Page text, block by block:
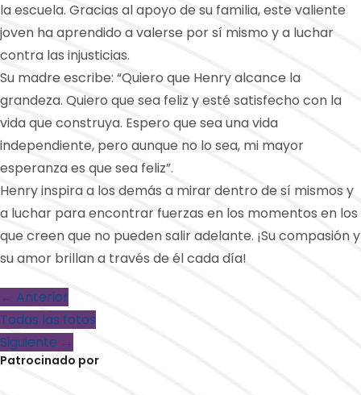
la escuela. Gracias al apoyo de su familia, este valiente
joven ha aprendido a valerse por sí mismo y a luchar
contra las injusticias.
Su madre escribe: “Quiero que Henry alcance la
grandeza. Quiero que sea feliz y esté satisfecho con la
vida que construya. Espero que sea una vida
independiente, pero aunque no lo sea, mi mayor
esperanza es que sea feliz”.
Henry inspira a los demás a mirar dentro de sí mismos y
a luchar para encontrar fuerzas en los momentos en los
que creen que no pueden salir adelante. ¡Su compasión y
su amor brillan a través de él cada día!
← Anterior
Todas las fotos
Siguiente →
Patrocinado por